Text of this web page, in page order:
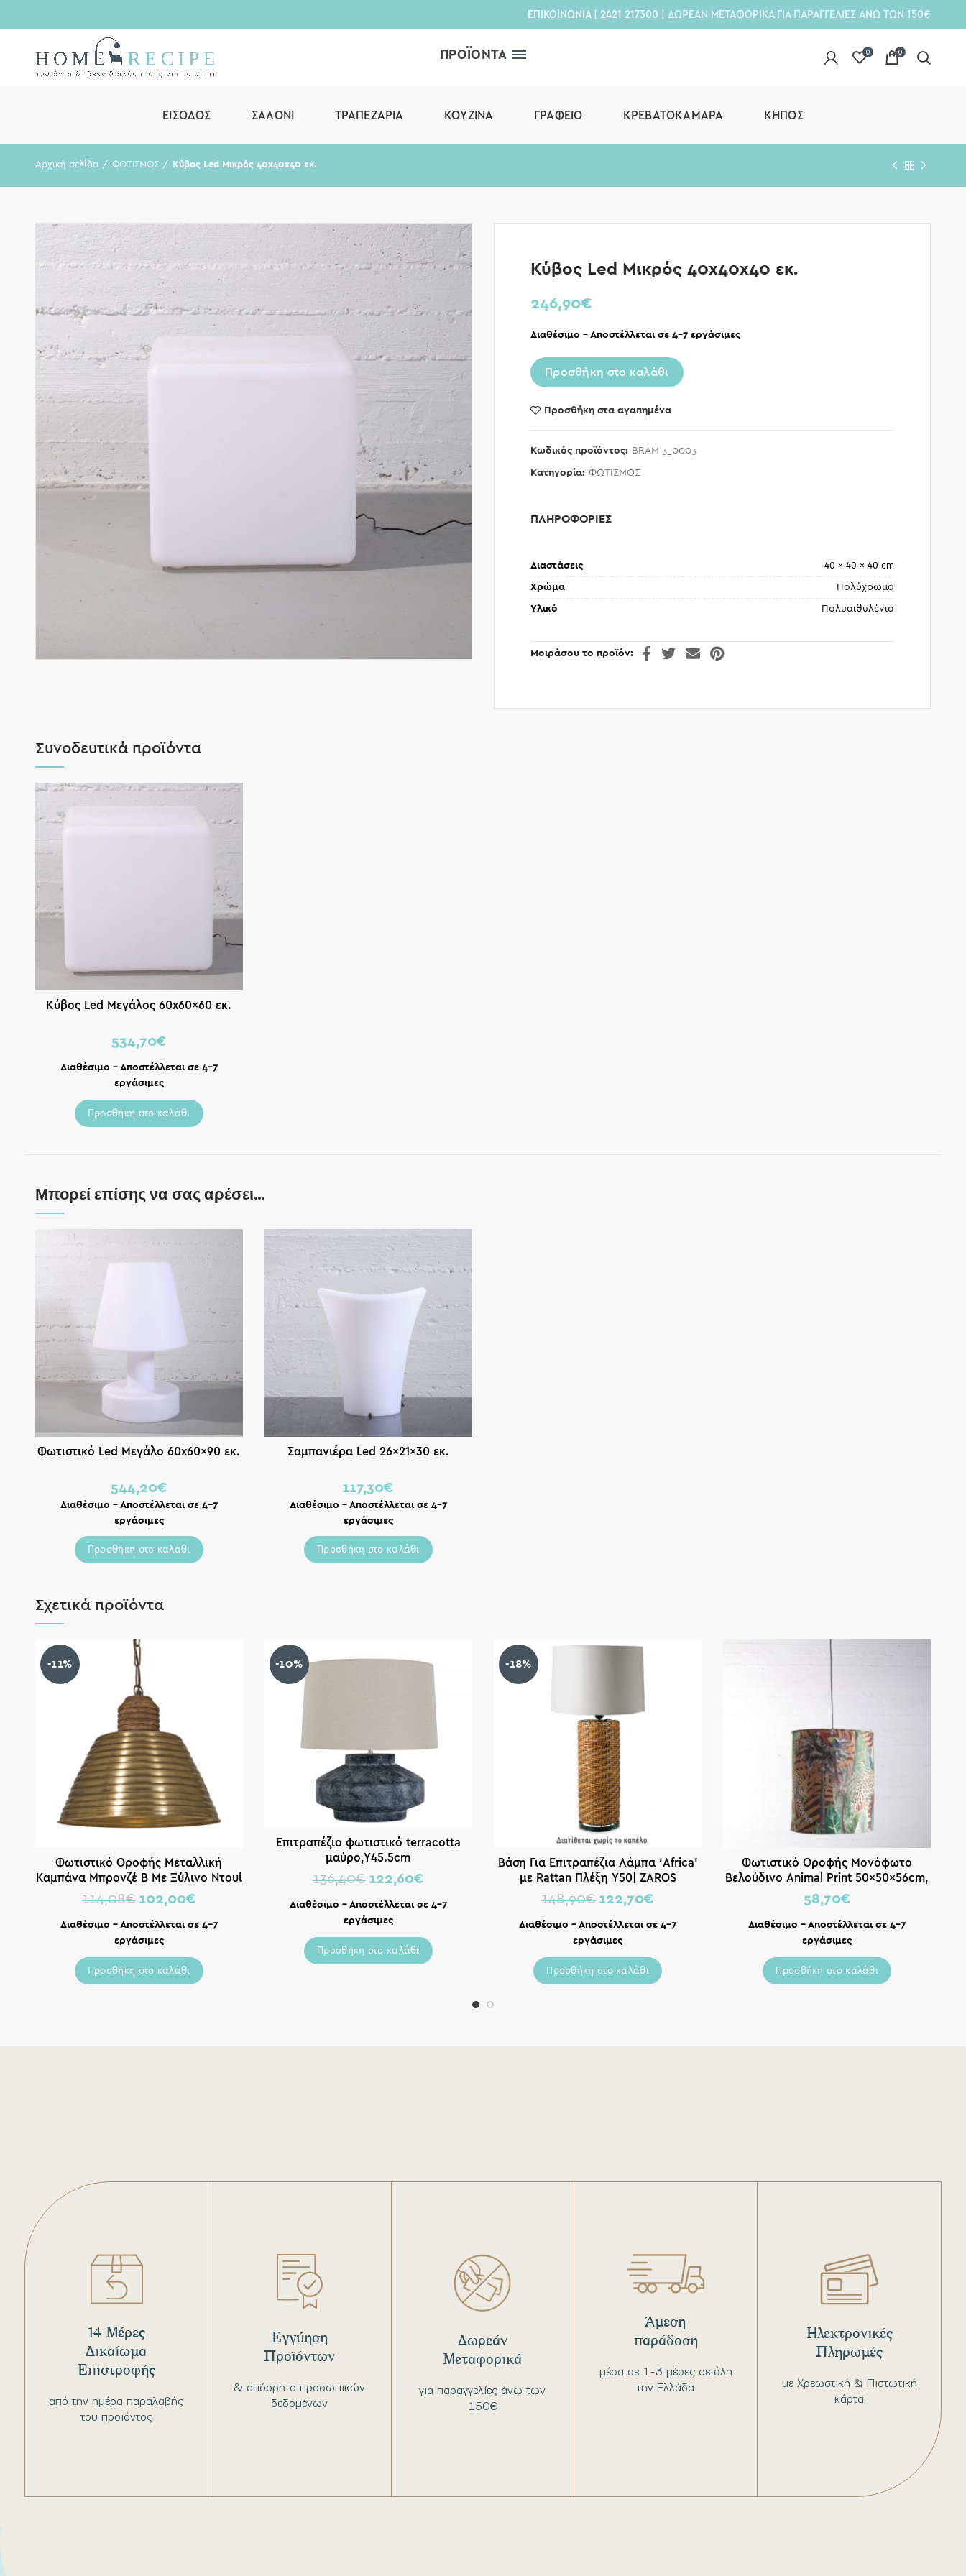
ΕΠΙΚΟΙΝΩΝΙΑ| 2421 217300 | ΔΩΡΕΑΝ ΜΕΤΑΦΟΡΙΚΑ ΓΙΑ ΠΑΡΑΓΓΕΛΙΕΣ ΑΝΩ ΤΩΝ 150€
ΠΡΟΪΟΝΤΑ 0 0
ΕΊΣΟΔΟΣ ΣΑΛΌΝΙ ΤΡΑΠΕΖΑΡΊΑ ΚΟΥΖΊΝΑ ΓΡΑΦΕΊΟ ΚΡΕΒΑΤΟΚΆΜΑΡΑ ΚΉΠΟΣ
Αρχική σελίδα ΦΩΤΙΣΜΟΣ Κύβος Led Μικρός 40x40x40 εκ.
Κύβος Led Μικρός 40x40x40 εκ.
246,90€
Διαθέσιμο – Αποστέλλεται σε 4-7 εργάσιμες
Προσθήκη στο καλάθι
Προσθήκη στα αγαπημένα
Κωδικός προϊόντος: BRAM 3_0003
Κατηγορία: ΦΩΤΙΣΜΟΣ
ΠΛΗΡΟΦΟΡΙΕΣ
Διαστάσεις 40 × 40 × 40 cm
Χρώμα Πολύχρωμο
Υλικό Πολυαιθυλένιο
Μοιράσου το προϊόν
Συνοδευτικά προϊόντα
Κύβος Led Μεγάλος 60x60x60 εκ.
534,70€
Διαθέσιμο – Αποστέλλεται σε 4-7
εργάσιμες
Προσθήκη στο καλάθι
Μπορεί επίσης να σας αρέσει…
Φωτιστικό Led Μεγάλο 60x60x90 εκ.
544,20€
Διαθέσιμο – Αποστέλλεται σε 4-7
εργάσιμες
Προσθήκη στο καλάθι
Σαμπανιέρα Led 26x21x30 εκ.
117,30€
Διαθέσιμο – Αποστέλλεται σε 4-7
εργάσιμες
Προσθήκη στο καλάθι
Σχετικά προϊόντα
-11%
Φωτιστικό Οροφής Mεταλλική
Καμπάνα Μπρονζέ Β Με Ξύλινο Ντουί
Δ44 Υ38 | ZAROS
114,08€ 102,00€
Διαθέσιμο – Αποστέλλεται σε 4-7
εργάσιμες
Προσθήκη στο καλάθι
-10%
Επιτραπέζιο φωτιστικό terracotta
μαύρο,Υ45.5cm
136,40€ 122,60€
Διαθέσιμο – Αποστέλλεται σε 4-7
εργάσιμες
Προσθήκη στο καλάθι
-18%
Βάση Για Επιτραπέζια Λάμπα ‘Africa’
με Rattan Πλέξη Υ50| ZAROS
148,90€ 122,70€
Διαθέσιμο – Αποστέλλεται σε 4-7
εργάσιμες
Προσθήκη στο καλάθι
Φωτιστικό Οροφής Μονόφωτο
Βελούδινο Animal Print 50x50x56cm,
E27
58,70€
Διαθέσιμο – Αποστέλλεται σε 4-7
εργάσιμες
Προσθήκη στο καλάθι
από την ημέρα παραλαβής
του προϊόντος
14 Μέρες
Δικαίωμα
Επιστροφής
& απόρρητο προσωπικών
δεδομένων
Εγγύηση
Προϊόντων
για παραγγελίες άνω των
150€
Δωρεάν
Μεταφορικά
μέσα σε 1-3 μέρες σε όλη
την Ελλάδα
Άμεση
παράδοση
με Χρεωστική & Πιστωτική
κάρτα
Ηλεκτρονικές
Πληρωμές